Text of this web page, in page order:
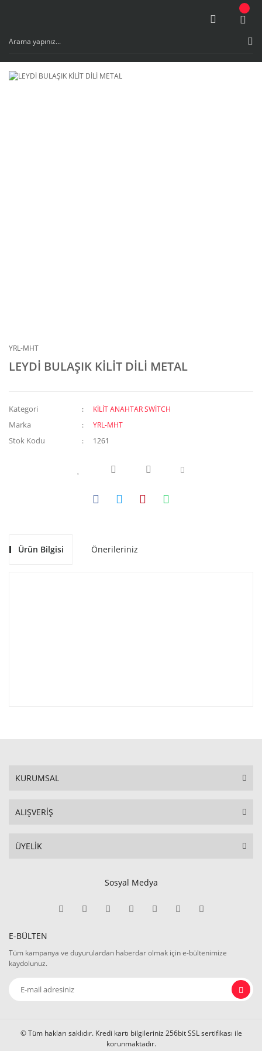
YRL-MHT
LEYDİ BULAŞIK KİLİT DİLİ METAL
Kategori KİLİT ANAHTAR SWİTCH
Marka YRL-MHT
Stok Kodu 1261
Ürün Bilgisi Önerileriniz
KURUMSAL
ALIŞVERİŞ
ÜYELİK
Sosyal Medya
E-BÜLTEN
Tüm kampanya ve duyurulardan haberdar olmak için e-bültenimize
kaydolunuz.
© Tüm hakları saklıdır. Kredi kartı bilgileriniz 256bit SSL sertifikası ile
korunmaktadır.